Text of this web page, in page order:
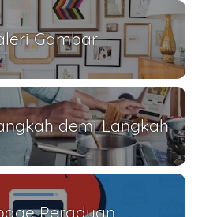
Gambar
demi Langkah
Peraduan